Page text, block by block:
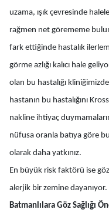
uzama, ışık çevresinde
rağmen net görememe
fark ettiğinde hastalık
görme azlığı kalıcı hale
olan bu hastalığı
hastanın bu hastalığını
nakline ihtiyaç
nüfusa oranla batıya göre
olarak daha yatkınız.
En büyük risk faktörü ise
alerjik bir zemine dayanıyor.
Batmanlılara Göz Sağlığı